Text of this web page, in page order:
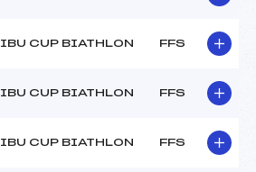
IBU CUP BIATHLON FFS
IBU CUP BIATHLON FFS
IBU CUP BIATHLON FFS